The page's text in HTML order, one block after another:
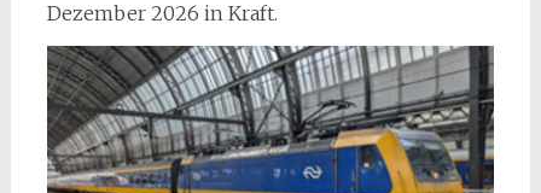
Dezember 2026 in Kraft.